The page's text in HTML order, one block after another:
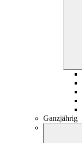
Ganzjährig